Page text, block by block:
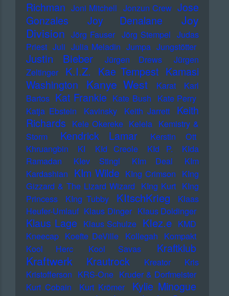
Richman Joni Mitchell Jonzun Crew Jose
Gonzales
Joy Denalane
Joy
Division Jörg Fauser Jörg Stempel Judas
Priest Juli Julia Meladin Jumpa Jungstötter
Justin Bieber Jürgen Drews
Jürgen
Zeltinger
K.I.Z. Kae Tempest Kamasi
Washington
Kanye West Karat
Karl
Bartos Kat Frankie Kate Bush Kate Perry
Katja Ebstein
Kavinsky Keith Jarrett
Keith
Richards Kele Okereke Kelela Kemistry &
Storm
Kendrick Lamar
Kerstin Ott
Khruangbin
KI KId Creole KId P.
KIda
Ramadan
KIev Stingl KIm Deal
KIm
Kardashian KIm Wilde KIng Crimson KIng
Gizzard & The Lizard Wizard KIng Kurt KIng
Princess
KIng Tubby KItschKrieg
Klaas
Heufer-Umlauf Klaus Dinger Klaus Doldinger
Klaus Lage Klaus Schulze Klez.e KMD
Kneecap Koefte DeVille Kollegah Kompakt
Kool Herc
Kool Savas Kraftklub
Kraftwerk Krautrock Kreator
Kris
Kristofferson KRS-One Kruder & Dorfmeister
Kurt Cobain
Kurt Krömer Kylie Minogue